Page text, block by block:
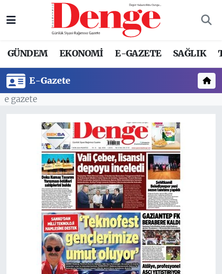
GÜNDEM EKONOMİ E-GAZETE SAĞLIK
E-Gazete
e gazete
Nöbetçi Eczaneler
Tüm Manşetler
Son Dakika Haberleri
Haber Arşivi